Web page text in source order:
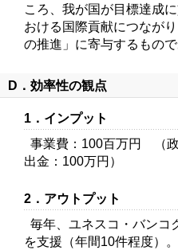
ころ、我が国が目標達成
おける国際貢献につなが
の推進」に寄与するもので
D．効率性の観点
1．インプット
事業費：100百万円 （
出金：100万円）
2．アウトプット
毎年、ユネスコ・バンコ
を支援（年間10件程度）